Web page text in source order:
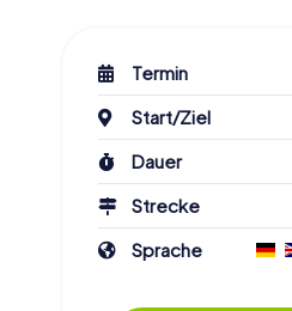
Termin
Start/Ziel
Dauer
Strecke
Sprache